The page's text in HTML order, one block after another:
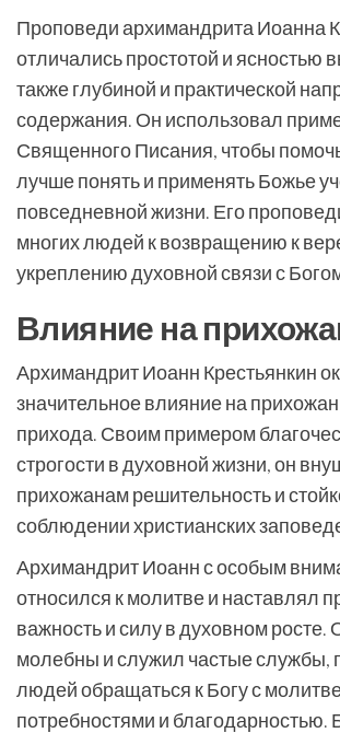
Проповеди архимандрита Иоанна
отличались простотой и ясностью
также глубиной и практической
содержания. Он использовал
Священного Писания, чтобы
лучше понять и применять Божье
повседневной жизни. Его
многих людей к возвращению к
укреплению духовной связи с
Влияние на
Архимандрит Иоанн Крестьянкин
значительное влияние на
прихода. Своим примером
строгости в духовной жизни, он
прихожанам решительность и
соблюдении христианских
Архимандрит Иоанн с особым
относился к молитве и наставлял
важность и силу в духовном росте.
молебны и служил частые службы,
людей обращаться к Богу с
потребностями и благодарностью.